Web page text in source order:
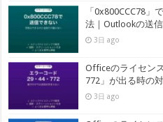
「0x800CCC78
法｜Outlookの送
3日 ago
Officeのライセン
772」が出る時の
3日 ago